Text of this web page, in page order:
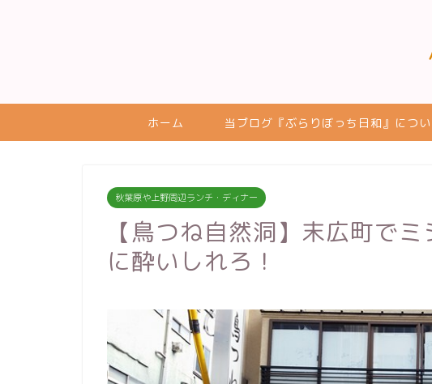
ホーム 当ブログ『ぶらりぼっち日和』につ
秋葉原や上野周辺ランチ・ディナー
【鳥つね自然洞】末広町で
に酔いしれろ！